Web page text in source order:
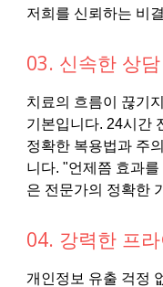
저희를 신뢰하는 비
03. 신속한 상
치료의 흐름이 끊기
기본입니다. 24시간
정확한 복용법과 주
니다. "언제쯤 효과
은 전문가의 정확한
04. 강력한 프
개인정보 유출 걱정